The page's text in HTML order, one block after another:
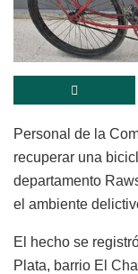
Personal de la
recuperar una
departamento
el ambiente
El hecho se
Plata, barrio El